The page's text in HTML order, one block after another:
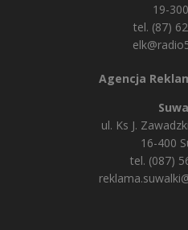
19-
tel. (87)
Agencja
ul. Ks J.
16-400
tel. (087)